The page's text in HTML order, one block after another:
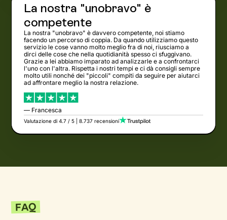
La nostra "unobravo" è
competente
La nostra "unobravo" è davvero competente, noi stiamo
facendo un percorso di coppia. Da quando utilizziamo questo
servizio le cose vanno molto meglio fra di noi, riusciamo a
dirci delle cose che nella quotidianità spesso ci sfuggivano.
Grazie a lei abbiamo imparato ad analizzarle e a confrontarci
l'uno con l'altra. Rispetta i nostri tempi e ci dà consigli sempre
molto utili nonché dei "piccoli" compiti da seguire per aiutarci
ad affrontare meglio la nostra relazione.
— Francesca
Valutazione di 4.7 / 5 | 8.737 recensioni
FAQ